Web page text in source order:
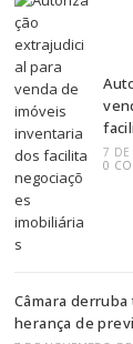
7 DE
0
Câmara
herança de